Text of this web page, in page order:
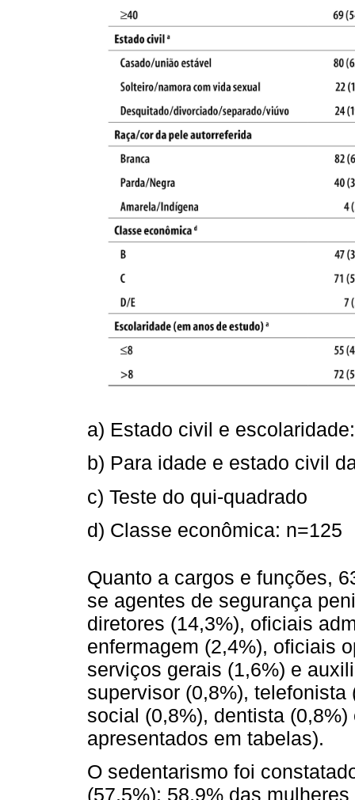
a) Estado civil e
b) Para idade e estado civil
c) Teste do qui-quadrado
d) Classe econômica: n=125
Quanto a cargos e funções,
se agentes de segurança
diretores (14,3%), oficiais
enfermagem (2,4%), oficiais
serviços gerais (1,6%) e
supervisor (0,8%),
social (0,8%), dentista
apresentados em tabelas).
O sedentarismo foi
(57,5%): 58,9% das